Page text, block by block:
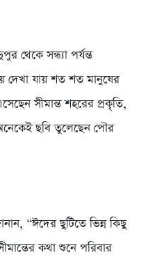
থেকে সন্ধ্যা পর্যন্ত
দেখা যায় শত শত মানুষের
সীমান্ত শহরের প্রকৃতি,
ছবি তুলেছেন পৌর
“ঈদের ছুটিতে ভিন্ন কিছু
কথা শুনে পরিবার